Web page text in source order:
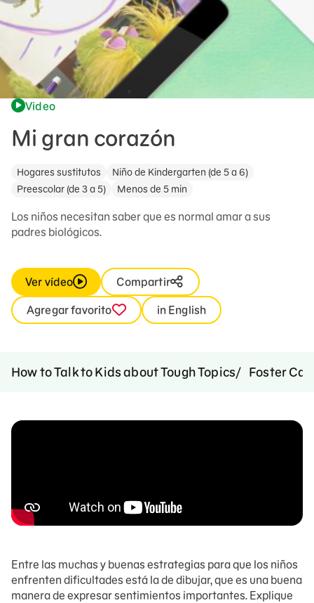
Video
Mi gran corazón
Hogares sustitutos
Niño de Kindergarten (de 5 a 6)
Preescolar (de 3 a 5)
Menos de 5 min
Los niños necesitan saber que es normal amar a sus
padres biológicos.
Ver vídeo
Compartir
Agregar favorito
in English
How to Talk to Kids about Tough Topics Foster
Entre las muchas y buenas estrategias para que los niños
enfrenten dificultades está la de dibujar, que es una buena
manera de expresar sentimientos importantes. Explique